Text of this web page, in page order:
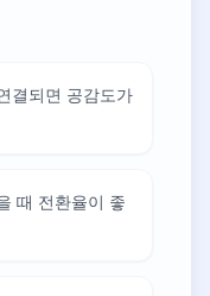
결되면 공감도가
때 전환율이 좋